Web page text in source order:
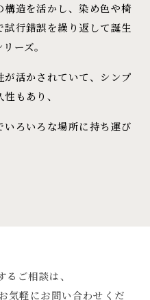
造を活かし、染め色や椅
行錯誤を繰り返して誕生
ーズ。
活かされていて、シンプ
もあり、
ろいろな場所に持ち運び
ご相談は、
気軽にお問い合わせくだ